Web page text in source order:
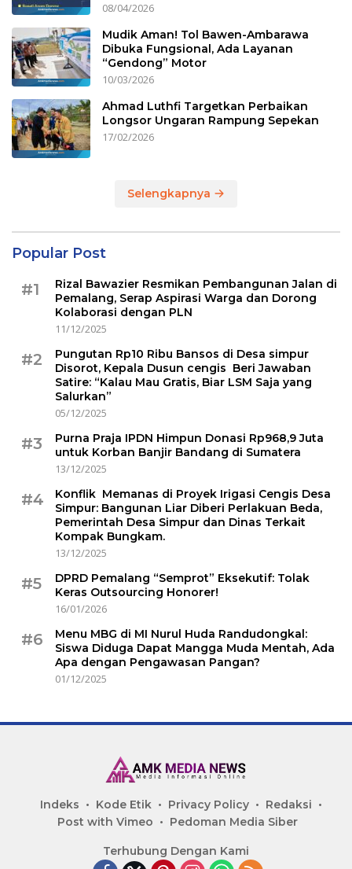
08/04/2026
Mudik Aman! Tol Bawen-Ambarawa
Dibuka Fungsional, Ada Layanan
“Gendong” Motor
10/03/2026
Ahmad Luthfi Targetkan Perbaikan
Longsor Ungaran Rampung Sepekan
17/02/2026
Selengkapnya
Popular Post
#1
Rizal Bawazier Resmikan Pembangunan Jalan di
Pemalang, Serap Aspirasi Warga dan Dorong
Kolaborasi dengan PLN
11/12/2025
#2
Pungutan Rp10 Ribu Bansos di Desa simpur
Disorot, Kepala Dusun cengis Beri Jawaban
Satire: “Kalau Mau Gratis, Biar LSM Saja yang
Salurkan”
05/12/2025
#3
Purna Praja IPDN Himpun Donasi Rp968,9 Juta
untuk Korban Banjir Bandang di Sumatera
13/12/2025
#4
Konflik Memanas di Proyek Irigasi Cengis Desa
Simpur: Bangunan Liar Diberi Perlakuan Beda,
Pemerintah Desa Simpur dan Dinas Terkait
Kompak Bungkam.
13/12/2025
#5
DPRD Pemalang “Semprot” Eksekutif: Tolak
Keras Outsourcing Honorer!
16/01/2026
#6
Menu MBG di MI Nurul Huda Randudongkal:
Siswa Diduga Dapat Mangga Muda Mentah, Ada
Apa dengan Pengawasan Pangan?
01/12/2025
Indeks Kode Etik Privacy Policy
Redaksi
Post with Vimeo
Pedoman Media Siber
Terhubung Dengan Kami